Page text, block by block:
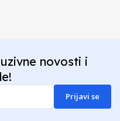
novosti i
Prijavi se